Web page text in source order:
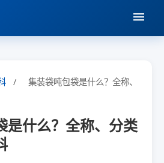
/
集装袋吨包袋是什么？全称、
是什么？全称、分类